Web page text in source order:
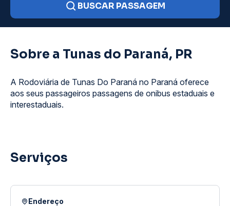
BUSCAR PASSAGEM
Sobre a Tunas do Paraná, PR
A Rodoviária de Tunas Do Paraná no Paraná oferece
aos seus passageiros passagens de onibus estaduais e
interestaduais.
Serviços
Endereço